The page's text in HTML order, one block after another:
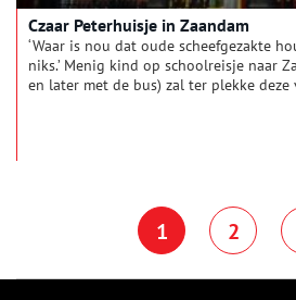
Czaar Peterhuisje in Zaandam
‘Waar is nou dat oude scheefgezakte
niks.’ Menig kind op schoolreisje naar
en later met de bus) zal ter plekke deze
is inmiddels ook tot monument
tsaar Peter de Grote vernoemde huisje
binnenste bevindt.
1 2